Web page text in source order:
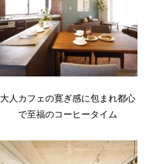
大人カフェの寛ぎ感に包まれ都心
で至福のコーヒータイム